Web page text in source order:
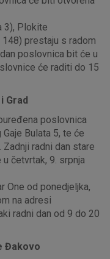
3), Plokite
prestaju s radom
poslovnica bit će u
će raditi do 15
Grad
poslovnica
Bulata 5, te će
radni dan stare
četvrtak, 9. srpnja
One od ponedjeljka,
na adresi
radni dan od 9 do 20
Đakovo